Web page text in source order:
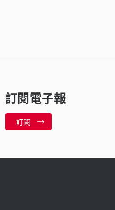
訂閱電子報
訂閱